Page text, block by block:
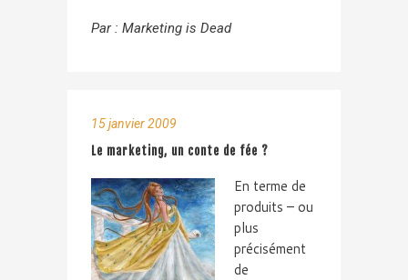
Par : Marketing is Dead
15 janvier 2009
Le marketing, un conte de fée ?
En terme de
produits – ou
plus
précisément
de